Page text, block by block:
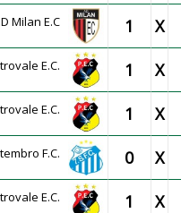
Milan E.C 1 X
E.C. 1 X
E.C. 1 X
F.C. 0 X
E.C. 1 X